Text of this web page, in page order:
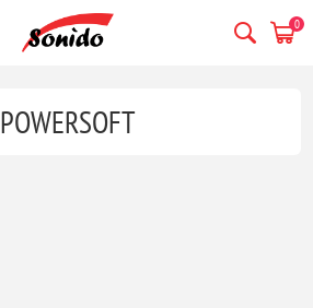
0
POWERSOFT